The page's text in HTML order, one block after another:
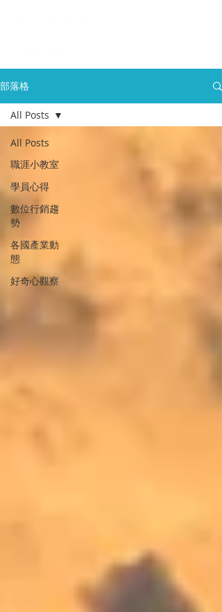
部落格
All Posts
職涯小教室
學員心得
數位行銷趨
勢
各國產業動
態
好奇心觀察
All Posts